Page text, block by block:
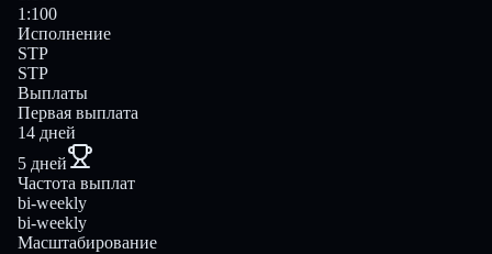
1:100
Исполнение
STP
STP
Выплаты
Первая выплата
14 дней
5 дней
Частота выплат
bi-weekly
bi-weekly
Масштабирование